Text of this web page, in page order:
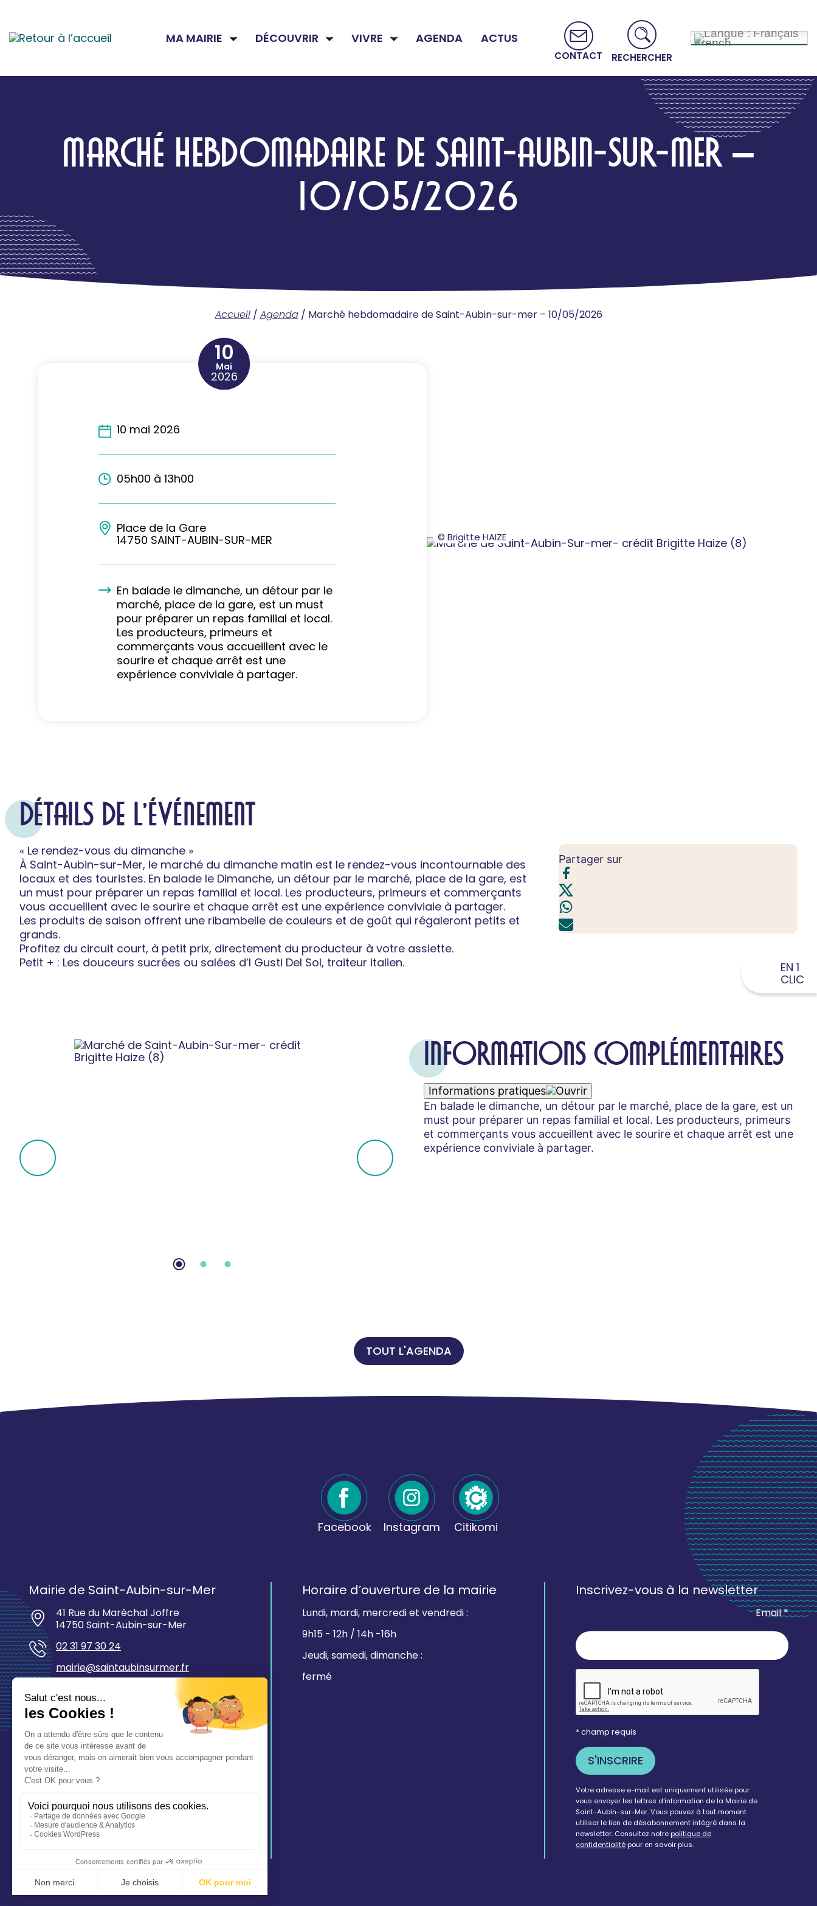
MA MAIRIE DÉCOUVRIR VIVRE AGENDA ACTUS
CONTACT RECHERCHER
French
MARCHÉ HEBDOMADAIRE DE SAINT-AUBIN-SUR-MER –
10/05/2026
Accueil/ Agenda/ Marché hebdomadaire de Saint-Aubin-sur-mer – 10/05/2026
© Brigitte HAIZE
10
Mai
2026
10 mai 2026
05h00 à 13h00
Place de la Gare
14750 SAINT-AUBIN-SUR-MER
En balade le dimanche, un détour par le
marché, place de la gare, est un must
pour préparer un repas familial et local.
Les producteurs, primeurs et
commerçants vous accueillent avec le
sourire et chaque arrêt est une
expérience conviviale à partager.
DÉTAILS DE L'ÉVÉNEMENT
« Le rendez-vous du dimanche »
À Saint-Aubin-sur-Mer, le marché du dimanche matin est le rendez-vous incontournable des
locaux et des touristes. En balade le Dimanche, un détour par le marché, place de la gare, est
un must pour préparer un repas familial et local. Les producteurs, primeurs et commerçants
vous accueillent avec le sourire et chaque arrêt est une expérience conviviale à partager.
Les produits de saison offrent une ribambelle de couleurs et de goût qui régaleront petits et
grands.
Profitez du circuit court, à petit prix, directement du producteur à votre assiette.
Petit + : Les douceurs sucrées ou salées d’I Gusti Del Sol, traiteur italien.
Partager sur
INFORMATIONS COMPLÉMENTAIRES
Informations pratiques
En balade le dimanche, un détour par le marché, place de la gare, est un
must pour préparer un repas familial et local. Les producteurs, primeurs
et commerçants vous accueillent avec le sourire et chaque arrêt est une
expérience conviviale à partager.
TOUT L'AGENDA
Facebook Instagram Citikomi
Mairie de Saint-Aubin-sur-Mer
41 Rue du Maréchal Joffre
14750 Saint-Aubin-sur-Mer
02 31 97 30 24
mairie@saintaubinsurmer.fr
Horaire d’ouverture de la mairie
Lundi, mardi, mercredi et vendredi :
9h15 - 12h / 14h -16h
Jeudi, samedi, dimanche :
fermé
Inscrivez-vous à la newsletter
Email *
* champ requis
Votre adresse e-mail est uniquement utilisée pour
vous envoyer les lettres d'information de la Mairie de
Saint-Aubin-sur-Mer. Vous pouvez à tout moment
utiliser le lien de désabonnement intégré dans la
newsletter. Consultez notrepolitique de
confidentialitépour en savoir plus.
EN 1
CLIC